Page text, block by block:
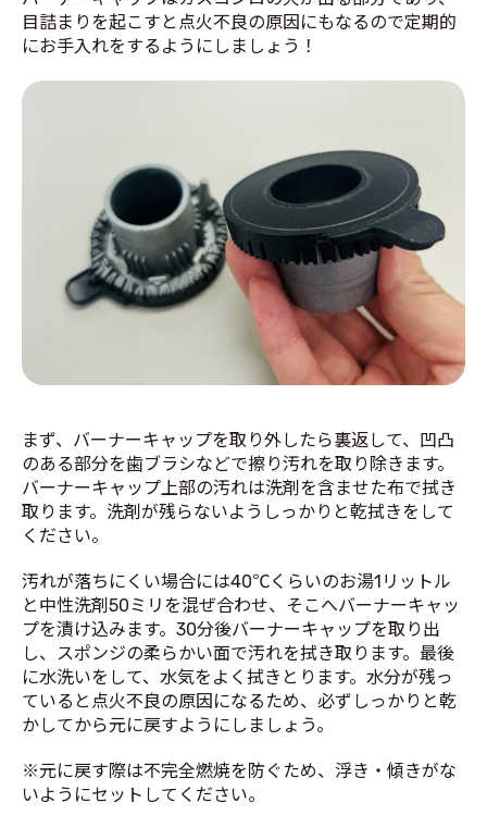
目詰まりを起こすと点火不良の原因にもなるので定期的
にお手入れをするようにしましょう！
まず、バーナーキャップを取り外したら裏返して、凹凸
のある部分を歯ブラシなどで擦り汚れを取り除きます。
バーナーキャップ上部の汚れは洗剤を含ませた布で拭き
取ります。洗剤が残らないようしっかりと乾拭きをして
ください。
汚れが落ちにくい場合には40℃くらいのお湯1リットル
と中性洗剤50ミリを混ぜ合わせ、そこへバーナーキャッ
プを漬け込みます。30分後バーナーキャップを取り出
し、スポンジの柔らかい面で汚れを拭き取ります。最後
に水洗いをして、水気をよく拭きとります。水分が残っ
ていると点火不良の原因になるため、必ずしっかりと乾
かしてから元に戻すようにしましょう。
※元に戻す際は不完全燃焼を防ぐため、浮き・傾きがな
いようにセットしてください。